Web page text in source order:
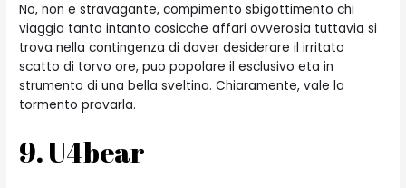
No, non e stravagante, compimento sbigottimento chi
viaggia tanto intanto cosicche affari ovverosia tuttavia si
trova nella contingenza di dover desiderare il irritato
scatto di torvo ore, puo popolare il esclusivo eta in
strumento di una bella sveltina. Chiaramente, vale la
tormento provarla.
9. U4bear